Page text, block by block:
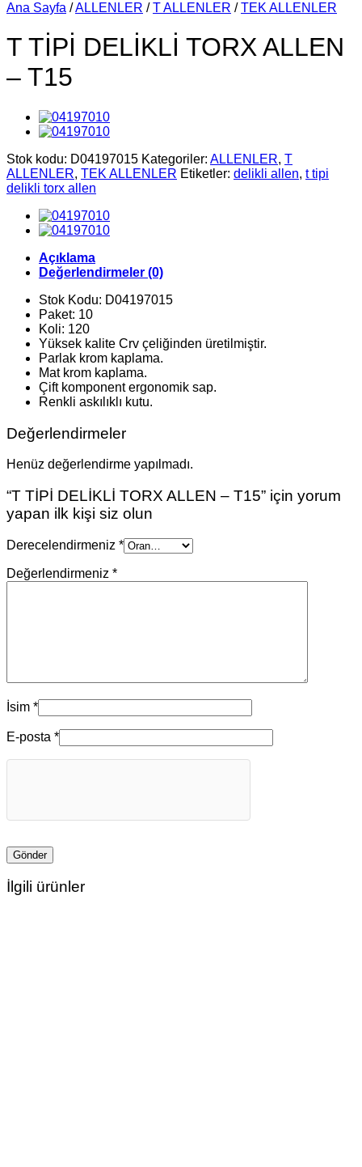
Ana Sayfa /ALLENLER / T ALLENLER / TEK ALLENLER
T TİPİ DELİKLİ TORX ALLEN
– T15
Stok kodu: D04197015 Kategoriler: ALLENLER, T
ALLENLER, TEK ALLENLER Etiketler: delikli allen, t tipi
delikli torx allen
Açıklama
Değerlendirmeler (0)
Stok Kodu: D04197015
Paket: 10
Koli: 120
Yüksek kalite Crv çeliğinden üretilmiştir.
Parlak krom kaplama.
Mat krom kaplama.
Çift komponent ergonomik sap.
Renkli askılıklı kutu.
Değerlendirmeler
Henüz değerlendirme yapılmadı.
“T TİPİ DELİKLİ TORX ALLEN – T15” için yorum
yapan ilk kişi siz olun
Derecelendirmeniz *
Değerlendirmeniz *
İsim *
E-posta *
İlgili ürünler